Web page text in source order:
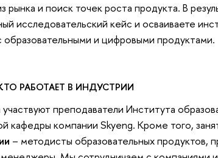
рынка и поиск точек роста продукта. В
исследовательский кейс и осваиваете
и цифровыми продуктами.
РАБОТАЕТ В ИНДУСТРИИ
участвуют преподаватели Института
кафедры компании Skyeng. Кроме того,
– методисты образовательных продуктов,